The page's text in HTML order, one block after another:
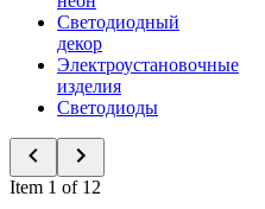
Светодиодный
декор
Электроустановочные
изделия
Светодиоды
Item 1 of 12